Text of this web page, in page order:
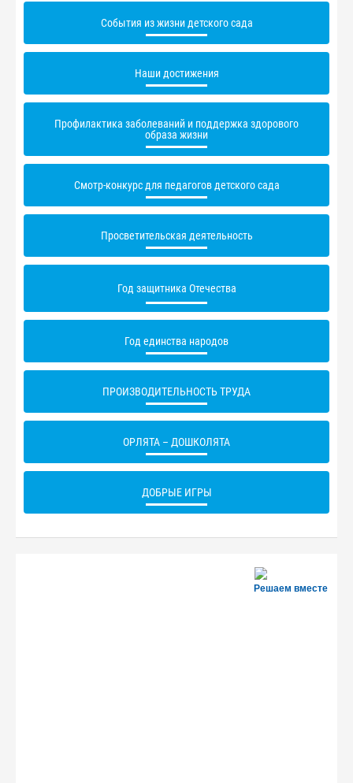
События из жизни детского сада
Наши достижения
Профилактика заболеваний и поддержка здорового
образа жизни
Смотр-конкурс для педагогов детского сада
Просветительская деятельность
Год защитника Отечества
Год единства народов
ПРОИЗВОДИТЕЛЬНОСТЬ ТРУДА
ОРЛЯТА – ДОШКОЛЯТА
ДОБРЫЕ ИГРЫ
Решаем вместе